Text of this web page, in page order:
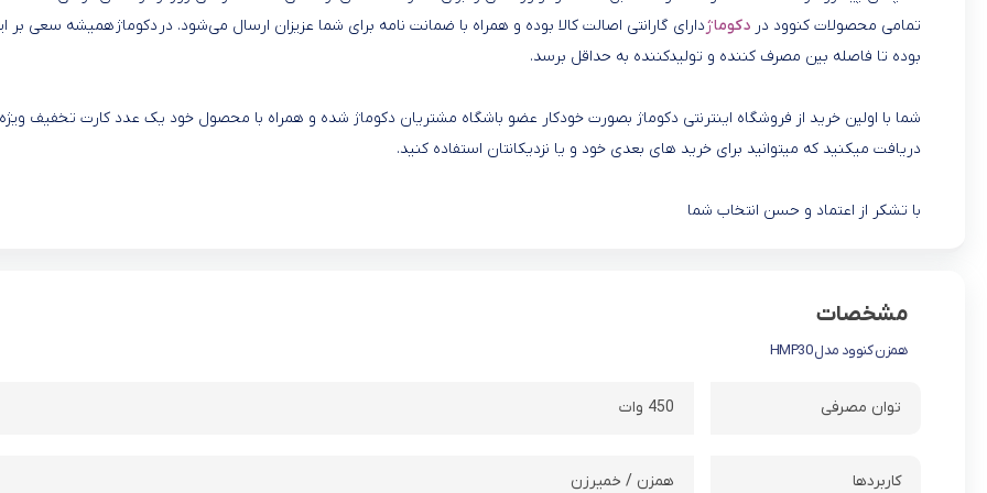
تمامی محصولات کنوود در دکوماژدارای گارانتی اصالت کالا بوده و همراه با ضمانت نامه برای شما عزیزان ارسال می‌شود. در دکوماژ همیشه سعی بر
بوده تا فاصله بین مصرف کننده و تولیدکننده به حداقل برسد.
شما با اولین خرید از فروشگاه اینترنتی دکوماژ بصورت خودکار عضو باشگاه مشتریان دکوماژ شده و همراه با محصول خود یک عدد کارت تخفیف ویژه
دریافت میکنید که میتوانید برای خرید های بعدی خود و یا نزدیکانتان استفاده کنید.
با تشکر از اعتماد و حسن انتخاب شما
مشخصات
همزن کنوود مدل HMP30
توان مصرفی 450 وات
کاربردها همزن / خمیرزن